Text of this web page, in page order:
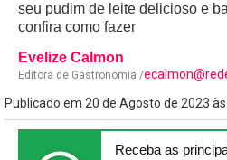
seu pudim de leite delicioso e
confira como fazer
Evelize Calmon
Editora de Gastronomia /
Publicado em 20 de Agosto de 2023
Receba as